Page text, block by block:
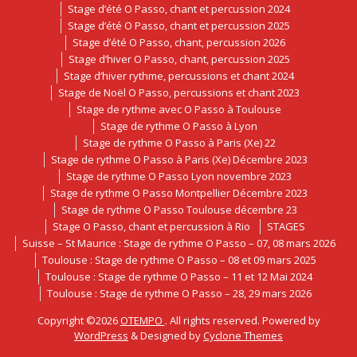
Stage d’été O Passo, chant et percussion 2024
Stage d’été O Passo, chant et percussion 2025
Stage d’été O Passo, chant, percussion 2026
Stage d’hiver O Passo, chant, percussion 2025
Stage d’hiver rythme, percussions et chant 2024
Stage de Noël O Passo, percussions et chant 2023
Stage de rythme avec O Passo à Toulouse
Stage de rythme O Passo à Lyon
Stage de rythme O Passo à Paris (Xe) 22
Stage de rythme O Passo à Paris (Xe) Décembre 2023
Stage de rythme O Passo Lyon novembre 2023
Stage de rythme O Passo Montpellier Décembre 2023
Stage de rythme O Passo Toulouse décembre 23
Stage O Passo, chant et percussion à Rio
STAGES
Suisse – St Maurice : Stage de rythme O Passo – 07, 08 mars 2026
Toulouse : Stage de rythme O Passo – 08 et 09 mars 2025
Toulouse : Stage de rythme O Passo – 11 et 12 Mai 2024
Toulouse : Stage de rythme O Passo – 28, 29 mars 2026
Copyright ©2026OTEMPO . All rights reserved. Powered by
WordPress &Designed byCyclone Themes